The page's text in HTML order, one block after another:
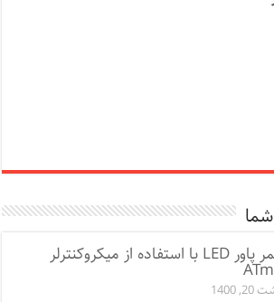
مدار دیمر پاور LED با استفاده از میکروکنترلر
1400